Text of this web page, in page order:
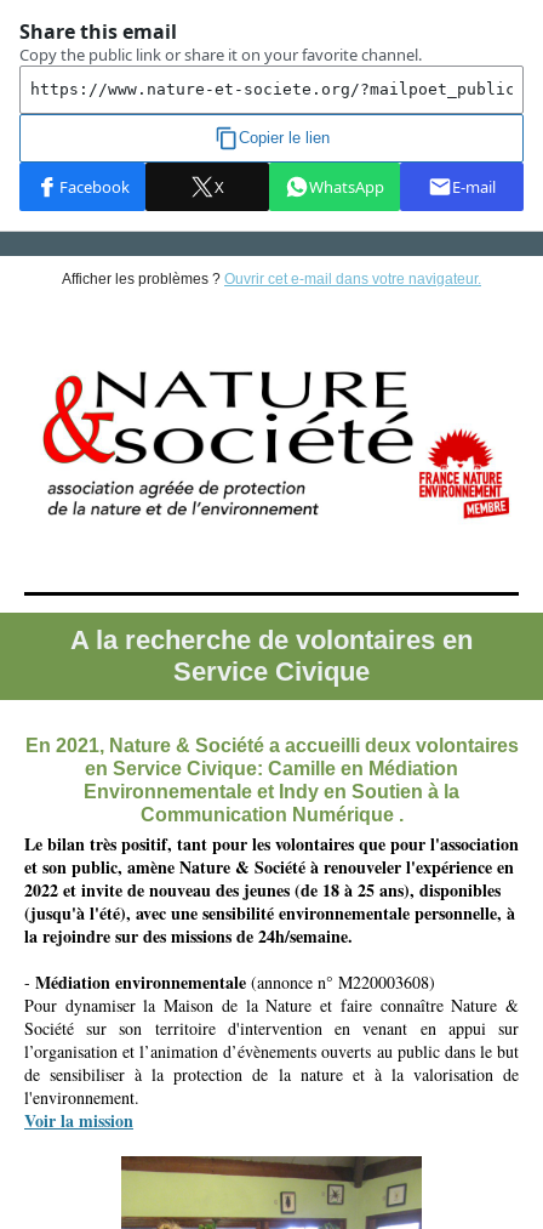
Afficher les problèmes ? Ouvrir cet e-mail dans votre navigateur.
A la recherche de volontaires en
Service Civique
En 2021, Nature & Société a accueilli deux volontaires
en Service Civique: Camille en Médiation
Environnementale et Indy en Soutien à la
Communication Numérique .
Le bilan très positif, tant pour les volontaires que pour l'association
et son public, amène Nature & Société à renouveler l'expérience en
2022 etinvite de nouveau des jeunes (de 18 à 25 ans), disponibles
(jusqu'à l'été), avec une sensibilité environnementale personnelle, à
la rejoindre sur des missions de 24h/semaine.
- Médiation environnementale (annonce n° M220003608)
Pour dynamiser la Maison de la Nature et faire connaître Nature &
Société sur son territoire d'intervention en venant en appui sur
l’organisation et l’animation d’évènements ouverts au public dans le but
de sensibiliser à la protection de la nature et à la valorisation de
l'environnement.
Voir la mission